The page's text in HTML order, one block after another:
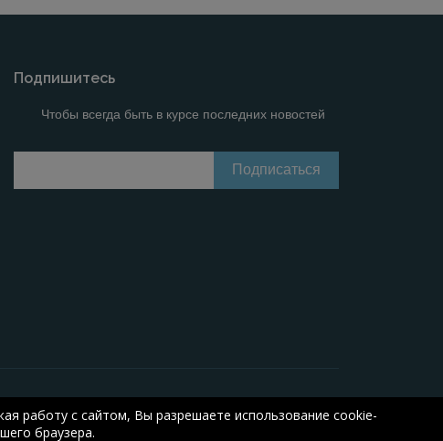
Подпишитесь
Чтобы всегда быть в курсе последних новостей
работу с сайтом, Вы разрешаете использование cookie-
браузера.